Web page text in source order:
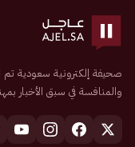
والمنافسة في سبق الأخبار